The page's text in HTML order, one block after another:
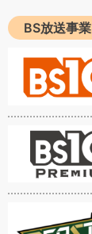
BS放送事業